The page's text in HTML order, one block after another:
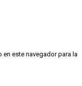
en este navegador para la